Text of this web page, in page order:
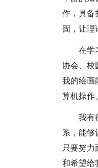
作，具备
固，让理
在学
协会、校
我的绘画
算机操作
我有
系，能够
只要努
和希望给